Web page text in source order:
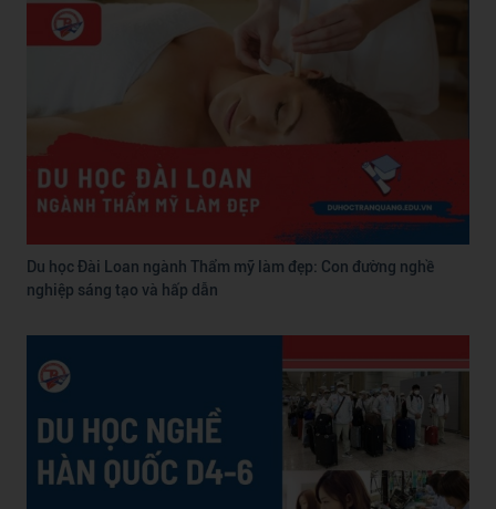
Du học Đài Loan ngành Thẩm mỹ làm đẹp: Con đường nghề
nghiệp sáng tạo và hấp dẫn